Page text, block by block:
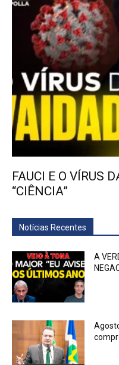
FAUCI E O VÍRUS
“CIÊNCIA”
Notícias Recentes
A